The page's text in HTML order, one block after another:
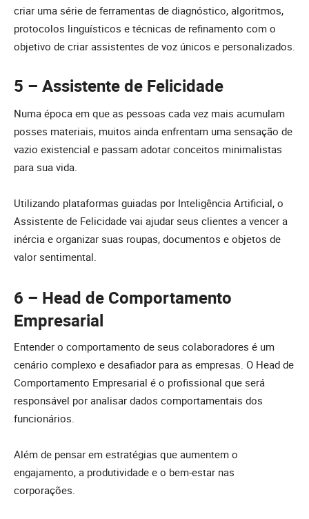
criar uma série de ferramentas de diagnóstico, algoritmos,
protocolos linguísticos e técnicas de refinamento com o
objetivo de criar assistentes de voz únicos e personalizados.
5 – Assistente de Felicidade
Numa época em que as pessoas cada vez mais acumulam
posses materiais, muitos ainda enfrentam uma sensação de
vazio existencial e passam adotar conceitos minimalistas
para sua vida.
Utilizando plataformas guiadas por Inteligência Artificial, o
Assistente de Felicidade vai ajudar seus clientes a vencer a
inércia e organizar suas roupas, documentos e objetos de
valor sentimental.
6 – Head de Comportamento
Empresarial
Entender o comportamento de seus colaboradores é um
cenário complexo e desafiador para as empresas. O Head de
Comportamento Empresarial é o profissional que será
responsável por analisar dados comportamentais dos
funcionários.
Além de pensar em estratégias que aumentem o
engajamento, a produtividade e o bem-estar nas
corporações.